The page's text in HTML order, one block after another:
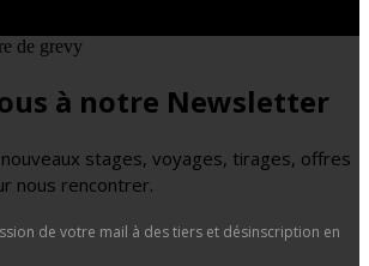
à notre Newsletter
stages, voyages, tirages, offres
nous rencontrer.
de votre mail à des tiers et désinscription en